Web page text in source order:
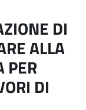
DI
ALLA
PER
DI